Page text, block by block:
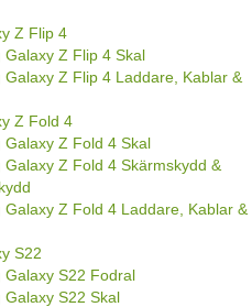
Z Flip 4
Galaxy Z Flip 4 Skal
Galaxy Z Flip 4 Laddare, Kablar &
Z Fold 4
Galaxy Z Fold 4 Skal
Galaxy Z Fold 4 Skärmskydd &
Galaxy Z Fold 4 Laddare, Kablar &
S22
Galaxy S22 Fodral
Galaxy S22 Skal